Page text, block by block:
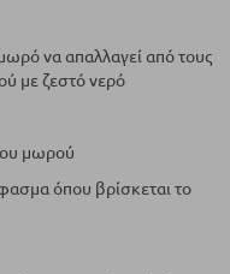
να απαλλαγεί από τους
με ζεστό νερό
μωρού
όπου βρίσκεται το